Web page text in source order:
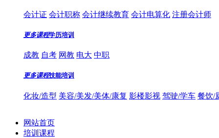
会计证 会计职称 会计继续教育 会计电算化 注册会计师
更多课程学历培训
成教 自考 网教 电大 中职
更多课程技能培训
化妆/造型 美容/美发/美体/康复 影楼影视 驾驶/学车 餐饮/
网站首页
培训课程